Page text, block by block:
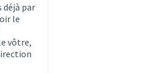
par
le
vôtre,